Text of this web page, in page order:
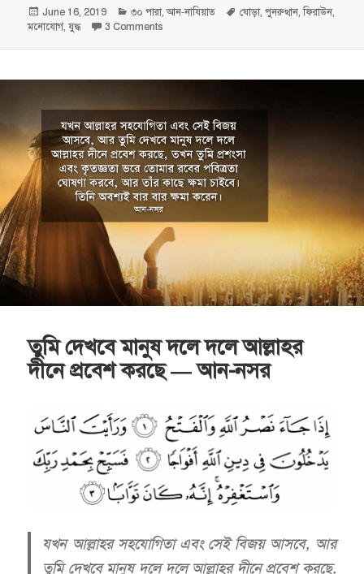
Posted
on
June 16, 2019 Categories
৩০ পারা,আন-নাযিয়াত Tags
ঘোড়া,পুনরুত্থান,ফিরাউন,
মনোযোগ,যুদ্ধ 3 Commentson আমরা কি আবার আগের অবস্থায় ফিরে যাবো? – আন-
তুমি দেখবে মানুষ দলে দলে আল্লাহর
দীনে প্রবেশ করছে — আন-নসর
যখন আল্লাহর সহযোগিতা এবং সেই বিজয় আসবে, আর
তুমি দেখবে মানুষ দলে দলে আল্লাহর দীনে প্রবেশ করছে,